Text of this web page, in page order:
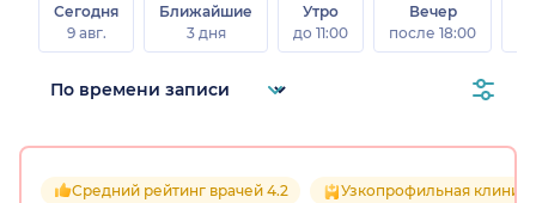
Сегодня
9 авг.
Ближайшие
3 дня
Утро
до 11:00
Вечер
после 18:00
Средний рейтинг врачей 4.2 Узкопрофильная клиника